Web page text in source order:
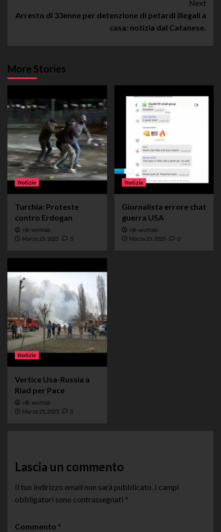
Next
Arresto di 33enne per detenzione di petardi illegali a
casa: notizia dal Catanese.
More Stories
Notizie
Turchia: Proteste
contro Erdogan
n8-woltlab
Marzo 25, 2025 0
Notizie
Giornalista errore chat
guerra USA
n8-woltlab
Marzo 25, 2025 0
Notizie
Vertice Usa-Russia a
Riad per Pace
n8-woltlab
Marzo 25, 2025 0
Lascia un commento
Il tuo indirizzo email non sarà pubblicato. I campi
obbligatori sono contrassegnati *
Commento *